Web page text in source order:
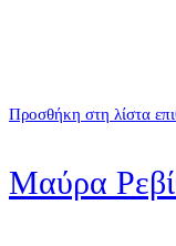
Προσθήκη στη λίστα
Μαύρα